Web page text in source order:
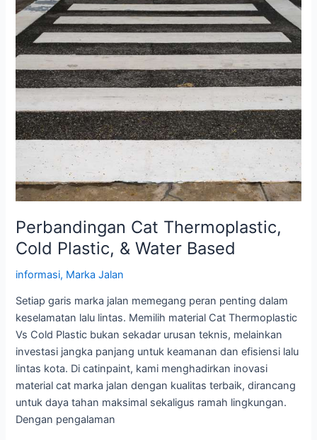
Jalan:
Faktor
Iklim
&
Beban
Lalu
Lintas
Perbandingan Cat Thermoplastic,
Cold Plastic, & Water Based
informasi, Marka Jalan
Setiap garis marka jalan memegang peran penting dalam
keselamatan lalu lintas. Memilih material Cat Thermoplastic
Vs Cold Plastic bukan sekadar urusan teknis, melainkan
investasi jangka panjang untuk keamanan dan efisiensi lalu
lintas kota. Di catinpaint, kami menghadirkan inovasi
material cat marka jalan dengan kualitas terbaik, dirancang
untuk daya tahan maksimal sekaligus ramah lingkungan.
Dengan pengalaman